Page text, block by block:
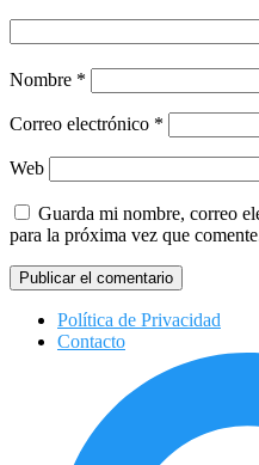
Nombre *
Correo electrónico *
Web
Guarda mi nombre, correo
para la próxima vez que
Política de Privacidad
Contacto